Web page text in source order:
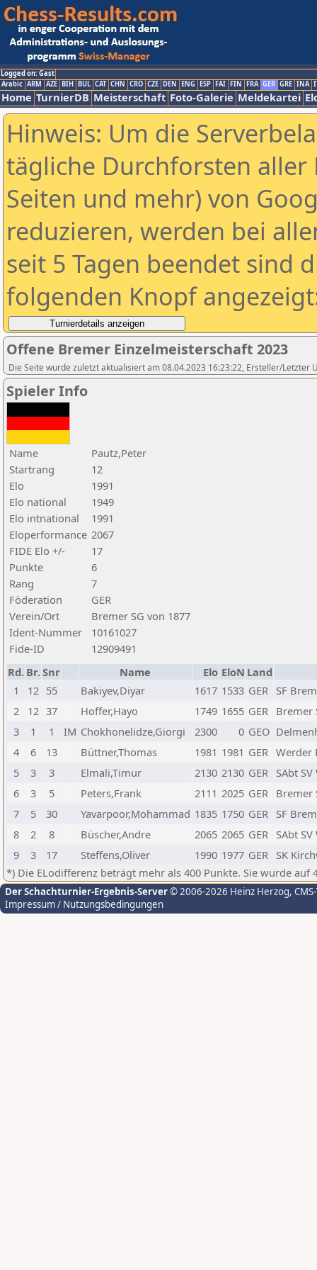
Logged on: Gast
Arabic ARM AZE BIH BUL CAT CHN CRO CZE DEN ENG ESP FAI FIN FRA GER GRE INA
Home TurnierDB Meisterschaft Foto-Galerie Meldekartei
Hinweis: Um die
tägliche Durchforsten aller
Seiten und mehr) von
reduzieren, werden bei
seit 5 Tagen beendet sind
folgenden Knopf
Offene Bremer Einzelmeisterschaft 2023
Die Seite wurde zuletzt aktualisiert am 08.04.2023 16:23:22, Ersteller/Letzter
Spieler Info
Name
Pautz,Peter
Startrang
12
Elo
1991
Elo national
1949
Elo intnational
1991
Eloperformance 2067
FIDE Elo +/-
17
Punkte
6
Rang
7
Föderation
GER
Verein/Ort
Bremer SG von 1877
Ident-Nummer
10161027
Fide-ID
12909491
Rd. Br.Snr Name Elo EloN Land
1
12 55 Bakiyev,Diyar 1617 1533 GER SF
2
12 37 Hoffer,Hayo 1749 1655 GER Bremer
3
1 1 IM Chokhonelidze,Giorgi 2300 0 GEO
4
6 13 Büttner,Thomas 1981 1981 GER Werder
5
3 3 Elmali,Timur 2130 2130 GER SAbt
6
3 5 Peters,Frank 2111 2025 GER Bremer
7
5 30 Yavarpoor,Mohammad 1835 1750 GER SF
8
2 8 Büscher,Andre 2065 2065 GER SAbt
9
3 17 Steffens,Oliver 1990 1977 GER SK
*) Die ELodifferenz beträgt mehr als 400 Punkte. Sie wurde auf
Der Schachturnier-Ergebnis-Server© 2006-2026 Heinz Herzog,
Impressum / Nutzungsbedingungen